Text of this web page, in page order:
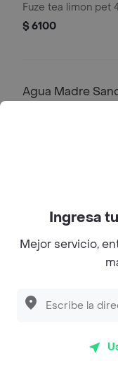
Fuze tea limon pet
$ 6100
Agua Madre
Agua pot madre
Quatro Toronja
Ingresa
Mejor servicio,